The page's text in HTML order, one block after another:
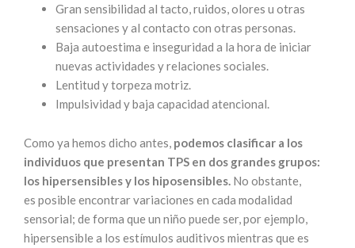
Gran sensibilidad al tacto, ruidos, olores u otras
sensaciones y al contacto con otras personas.
Baja autoestima e inseguridad a la hora de iniciar
nuevas actividades y relaciones sociales.
Lentitud y torpeza motriz.
Impulsividad y baja capacidad atencional.
Como ya hemos dicho antes, podemos clasificar a los
individuos que presentan TPS en dos grandes grupos:
los hipersensibles y los hiposensibles. No obstante,
es posible encontrar variaciones en cada modalidad
sensorial; de forma que un niño puede ser, por ejemplo,
hipersensible a los estímulos auditivos mientras que es